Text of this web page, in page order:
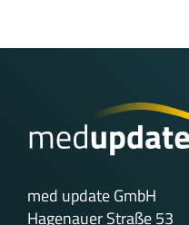
med update GmbH
Hagenauer Straße 53